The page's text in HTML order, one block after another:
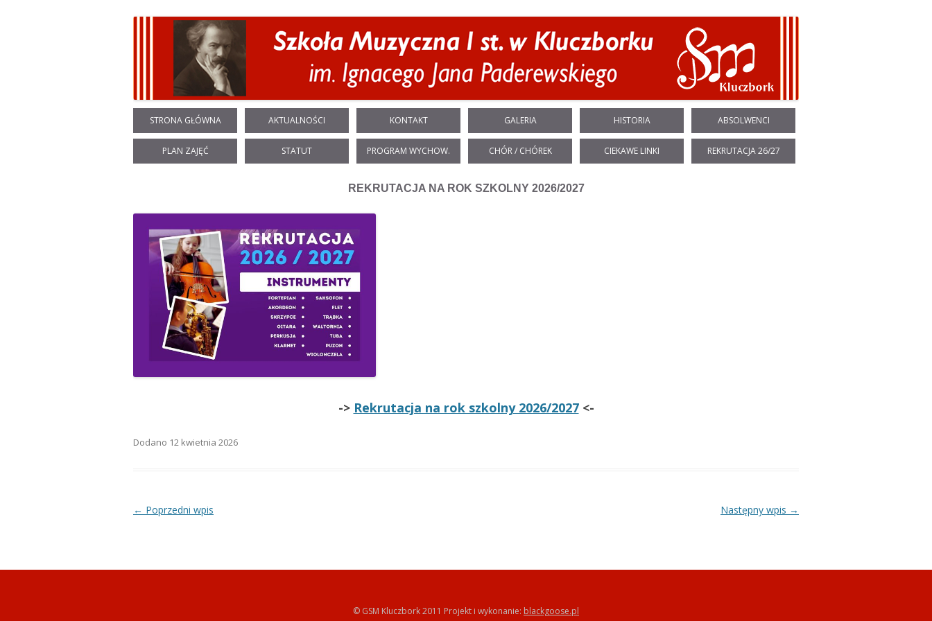
Przeskocz do treści
STRONA GŁÓWNA AKTUALNOŚCI KONTAKT GALERIA HISTORIA ABSOLWENCI
PLAN ZAJĘĆ STATUT PROGRAM WYCHOW. CHÓR / CHÓREK CIEKAWE LINKI REKRUTACJA 26/27
REKRUTACJA NA ROK SZKOLNY 2026/2027
-> Rekrutacja na rok szkolny 2026/2027<-
Dodano 12 kwietnia 2026
Zobacz wpisy
← Poprzedni wpis Następny wpis →
© GSM Kluczbork 2011 Projekt i wykonanie: blackgoose.pl